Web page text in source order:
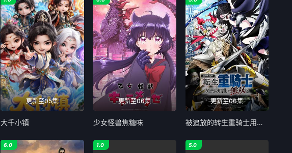
第08集
第09集
第10集
第11集
第12集
第13集
更新至05集
大千小镇
更新至06集
少女怪兽焦糖味
更新至06集
被追放的转生重骑士用游戏知识开无双
6.0 1.0 5.0